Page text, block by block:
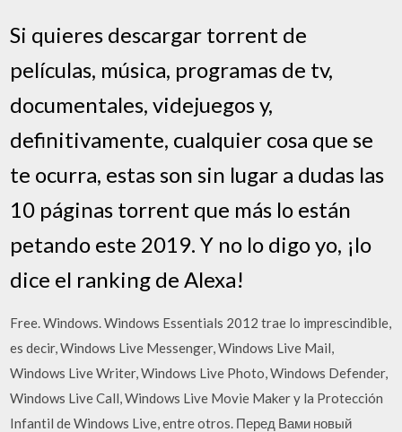
Si quieres descargar torrent de
películas, música, programas de tv,
documentales, videjuegos y,
definitivamente, cualquier cosa que se
te ocurra, estas son sin lugar a dudas las
10 páginas torrent que más lo están
petando este 2019. Y no lo digo yo, ¡lo
dice el ranking de Alexa!
Free. Windows. Windows Essentials 2012 trae lo imprescindible,
es decir, Windows Live Messenger, Windows Live Mail,
Windows Live Writer, Windows Live Photo, Windows Defender,
Windows Live Call, Windows Live Movie Maker y la Protección
Infantil de Windows Live, entre otros. Перед Вами новый